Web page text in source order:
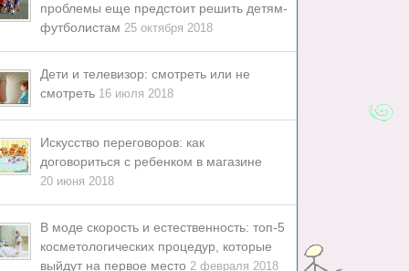
проблемы еще предстоит решить детям-
футболистам 25 октября 2018
Дети и телевизор: смотреть или не
смотреть 16 июля 2018
Искусство переговоров: как
договориться с ребенком в магазине
20 июня 2018
В моде скорость и естественность: топ-5
косметологических процедур, которые
выйдут на первое место 2 февраля 2018